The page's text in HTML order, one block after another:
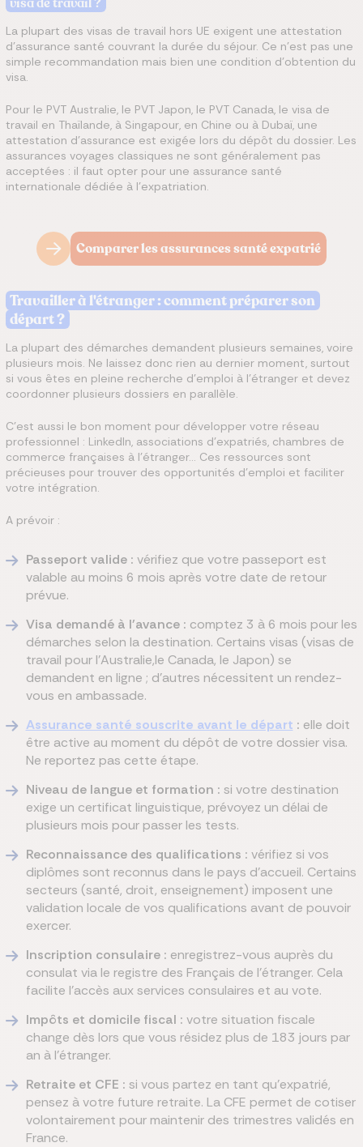
La plupart des visas de travail hors UE exigent une attestation
d'assurance santé couvrant la durée du séjour. Ce n'est pas une
simple recommandation mais bien une condition d'obtention du
visa.
Pour le PVT Australie, le PVT Japon, le PVT Canada, le visa de
travail en Thaïlande, à Singapour, en Chine ou à Dubaï, une
attestation d'assurance est exigée lors du dépôt du dossier. Les
assurances voyages classiques ne sont généralement pas
acceptées : il faut opter pour une assurance santé
internationale dédiée à l'expatriation.
Comparer les assurances santé expatrié
Travailler à l'étranger : comment préparer son
départ ?
La plupart des démarches demandent plusieurs semaines, voire
plusieurs mois. Ne laissez donc rien au dernier moment, surtout
si vous êtes en pleine recherche d'emploi à l'étranger et devez
coordonner plusieurs dossiers en parallèle.
C'est aussi le bon moment pour développer votre réseau
professionnel : LinkedIn, associations d'expatriés, chambres de
commerce françaises à l'étranger… Ces ressources sont
précieuses pour trouver des opportunités d'emploi et faciliter
votre intégration.
A prévoir :
Passeport valide : vérifiez que votre passeport est
valable au moins 6 mois après votre date de retour
prévue.
Visa demandé à l'avance : comptez 3 à 6 mois pour les
démarches selon la destination. Certains visas (visas de
travail pour l'Australie,le Canada, le Japon) se
demandent en ligne ; d'autres nécessitent un rendez-
vous en ambassade.
Assurance santé souscrite avant le départ : elle doit
être active au moment du dépôt de votre dossier visa.
Ne reportez pas cette étape.
Niveau de langue et formation : si votre destination
exige un certificat linguistique, prévoyez un délai de
plusieurs mois pour passer les tests.
Reconnaissance des qualifications : vérifiez si vos
diplômes sont reconnus dans le pays d'accueil. Certains
secteurs (santé, droit, enseignement) imposent une
validation locale de vos qualifications avant de pouvoir
exercer.
Inscription consulaire : enregistrez-vous auprès du
consulat via le registre des Français de l'étranger. Cela
facilite l'accès aux services consulaires et au vote.
Impôts et domicile fiscal : votre situation fiscale
change dès lors que vous résidez plus de 183 jours par
an à l'étranger.
Retraite et CFE : si vous partez en tant qu'expatrié,
pensez à votre future retraite. La CFE permet de cotiser
volontairement pour maintenir des trimestres validés en
France.